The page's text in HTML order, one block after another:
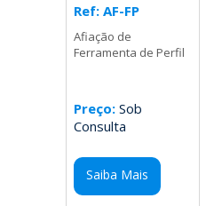
Ref: AF-FP
Afiação de
Ferramenta de Perfil
Preço: Sob
Consulta
Saiba Mais